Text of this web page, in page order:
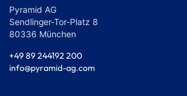
Pyramid AG
Sendlinger-Tor-Platz 8
80336 München
+49 89 244192 200
info@pyramid-ag.com